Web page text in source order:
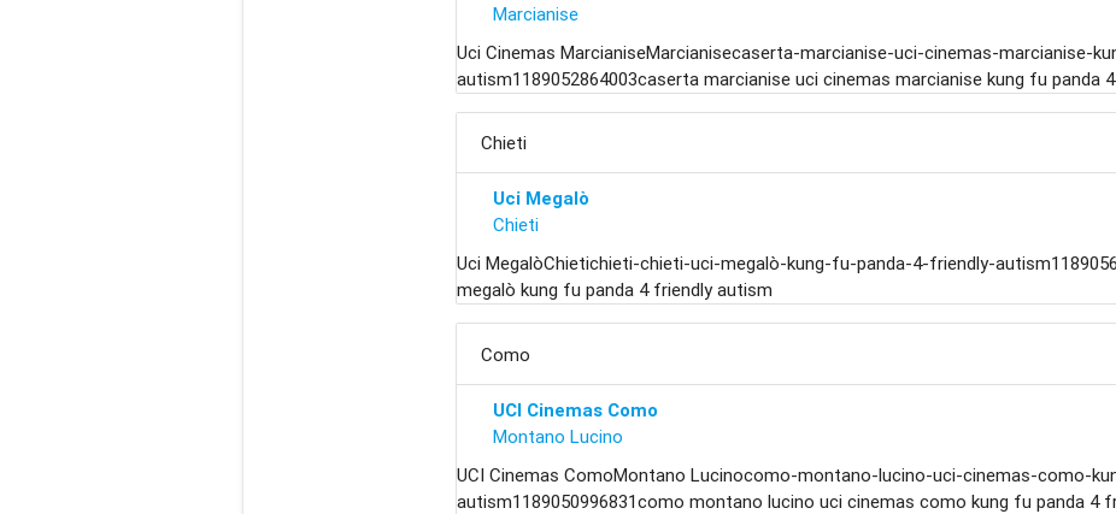
Marcianise
Uci Cinemas MarcianiseMarcianisecaserta-marcianise-uci-cinemas-marcianise-
autism1189052864003caserta marcianise uci cinemas marcianise kung fu panda
Chieti
Uci Megalò
Chieti
Uci MegalòChietichieti-chieti-uci-megalò-kung-fu-panda-4-friendly-
megalò kung fu panda 4 friendly autism
Como
UCI Cinemas Como
Montano Lucino
UCI Cinemas ComoMontano Lucinocomo-montano-lucino-uci-cinemas-como-
autism1189050996831como montano lucino uci cinemas como kung fu panda 4